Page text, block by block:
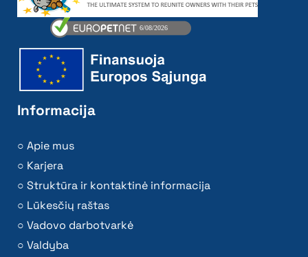
Informacija
Apie mus
Karjera
Struktūra ir kontaktinė informacija
Lūkesčių raštas
Vadovo darbotvarkė
Valdyba